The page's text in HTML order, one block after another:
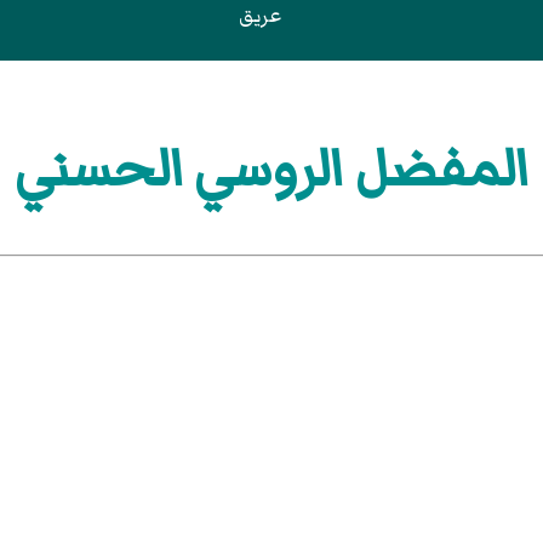
عريق
المفضل الروسي الحسني